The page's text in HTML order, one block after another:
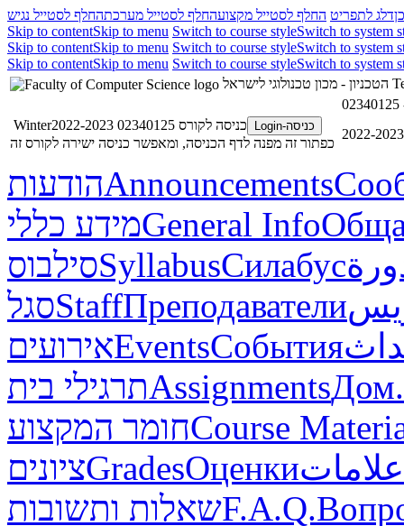
דלג לתפריט החלף לסטייל מקצועהחלף לסטייל מערכתהחלף לסטייל נגיש
Skip to contentSkip to menu Switch to course styleSwitch to system
Skip to contentSkip to menu Switch to course styleSwitch to system
Skip to contentSkip to menu Switch to course styleSwitch to system
כניסה-Login
כניסה לקורס 02340125 Winter2022-2023
כפתור זה מפנה לדף הכניסה, ומאפשר כניסה ישירה לקורס זה
הודעותAnnouncements
מידע כלליGeneral Info
סילבוסSyllabusСилабус
סגלStaffПреподаватели
אירועיםEventsСобытия
תרגילי ביתAssignmentsДом.
חומר המקצועCourse
ציוניםGradesОценкиعلامات
שאלות ותשובותF.A.Q.